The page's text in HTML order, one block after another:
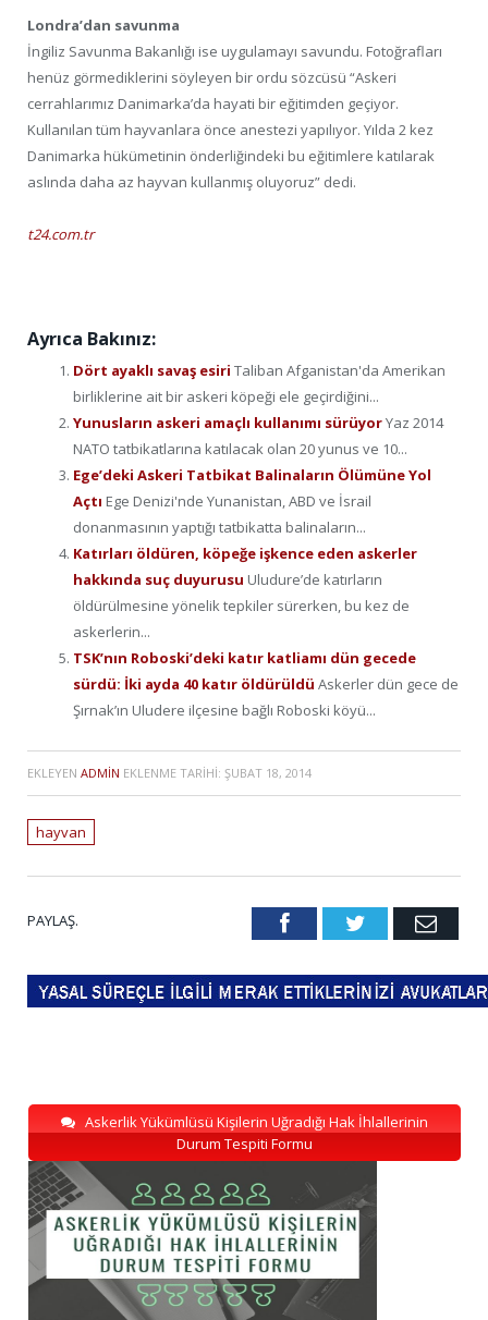
Londra’dan savunma
İngiliz Savunma Bakanlığı ise uygulamayı savundu. Fotoğrafları
henüz görmediklerini söyleyen bir ordu sözcüsü “Askeri
cerrahlarımız Danimarka’da hayati bir eğitimden geçiyor.
Kullanılan tüm hayvanlara önce anestezi yapılıyor. Yılda 2 kez
Danimarka hükümetinin önderliğindeki bu eğitimlere katılarak
aslında daha az hayvan kullanmış oluyoruz” dedi.
t24.com.tr
Ayrıca Bakınız:
Dört ayaklı savaş esiri Taliban Afganistan'da Amerikan
birliklerine ait bir askeri köpeği ele geçirdiğini...
Yunusların askeri amaçlı kullanımı sürüyorYaz 2014
NATO tatbikatlarına katılacak olan 20 yunus ve 10...
Ege’deki Askeri Tatbikat Balinaların Ölümüne Yol
Açtı Ege Denizi'nde Yunanistan, ABD ve İsrail
donanmasının yaptığı tatbikatta balinaların...
Katırları öldüren, köpeğe işkence eden askerler
hakkında suç duyurusu Uludure’de katırların
öldürülmesine yönelik tepkiler sürerken, bu kez de
askerlerin...
TSK’nın Roboski’deki katır katliamı dün gecede
sürdü: İki ayda 40 katır öldürüldü Askerler dün gece de
Şırnak’ın Uludere ilçesine bağlı Roboski köyü...
EKLEYEN ADMIN EKLENME TARIHI: ŞUBAT 18, 2014
hayvan
PAYLAŞ. FacebookTwitter Email
Askerlik Yükümlüsü Kişilerin Uğradığı Hak İhlallerinin
Durum Tespiti Formu